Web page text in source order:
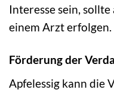
Interesse sein,
einem Arzt erfolgen.
Förderung der
Apfelessig kann die